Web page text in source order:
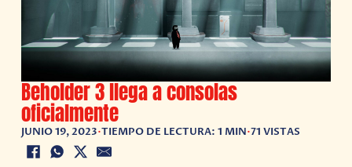
Beholder 3 llega a consolas
oficialmente
JUNIO 19, 2023•TIEMPO DE LECTURA: 1 MIN•71 VISTAS